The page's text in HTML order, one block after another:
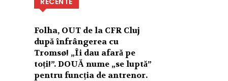
Folha, OUT de la CFR Cluj
după înfrângerea cu
Tromsø! „Îi dau afară pe
toți!”. DOUĂ nume „se luptă”
pentru funcția de antrenor.